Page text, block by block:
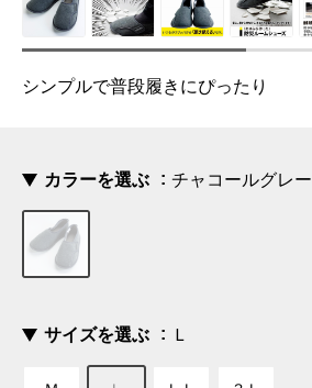
シンプルで普段履きにぴったり
カラーを選ぶ チャコールグレー
サイズを選ぶ Ｌ